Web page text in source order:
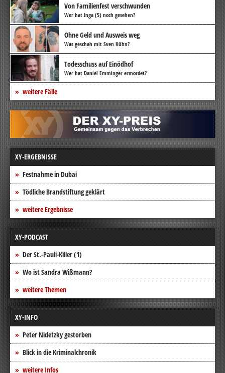
Von Familienfest verschwunden
Wer hat Inga (5) noch gesehen?
Ohne Geld und Ausweis weg
Was geschah mit Sven Kühn?
Todesschuss auf Einödhof
Wer hat Daniel Emminger ermordet?
weitere Fälle
XY-ERGEBNISSE
Festnahme in Dubai
Tödliche Brandstiftung geklärt
weitere Ergebnisse
XY-PODCAST
Der St.-Pauli-Killer (1)
Wo ist Sandra Wißmann?
weitere Themen
XY-INFO
Peter Nidetzky gestorben
Blick in die Kriminalchronik
weitere Infos